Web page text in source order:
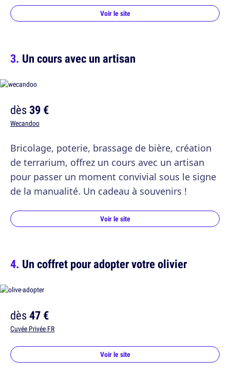
Voir le site
Un cours avec un artisan
dès39 €
Wecandoo
Bricolage, poterie, brassage de bière, création
de terrarium, offrez un cours avec un artisan
pour passer un moment convivial sous le signe
de la manualité. Un cadeau à souvenirs !
Voir le site
Un coffret pour adopter votre olivier
dès47 €
Cuvée Privée FR
Voir le site